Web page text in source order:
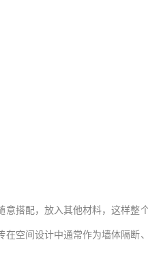
搭配，放入其他材料，这样整
空间设计中通常作为墙体隔断